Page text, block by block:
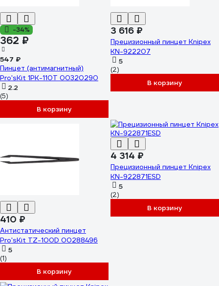
-34%
362 ₽
547 ₽
Пинцет (антимагнитный)
Pro'sKit 1PK-110T 00320290
2.2
(5)
В корзину
3 616 ₽
Прецизионный пинцет Knipex
KN-922207
5
(2)
В корзину
410 ₽
Антистатический пинцет
Pro'sKit TZ-100D 00288496
5
(1)
В корзину
4 314 ₽
Прецизионный пинцет Knipex
KN-922871ESD
5
(2)
В корзину